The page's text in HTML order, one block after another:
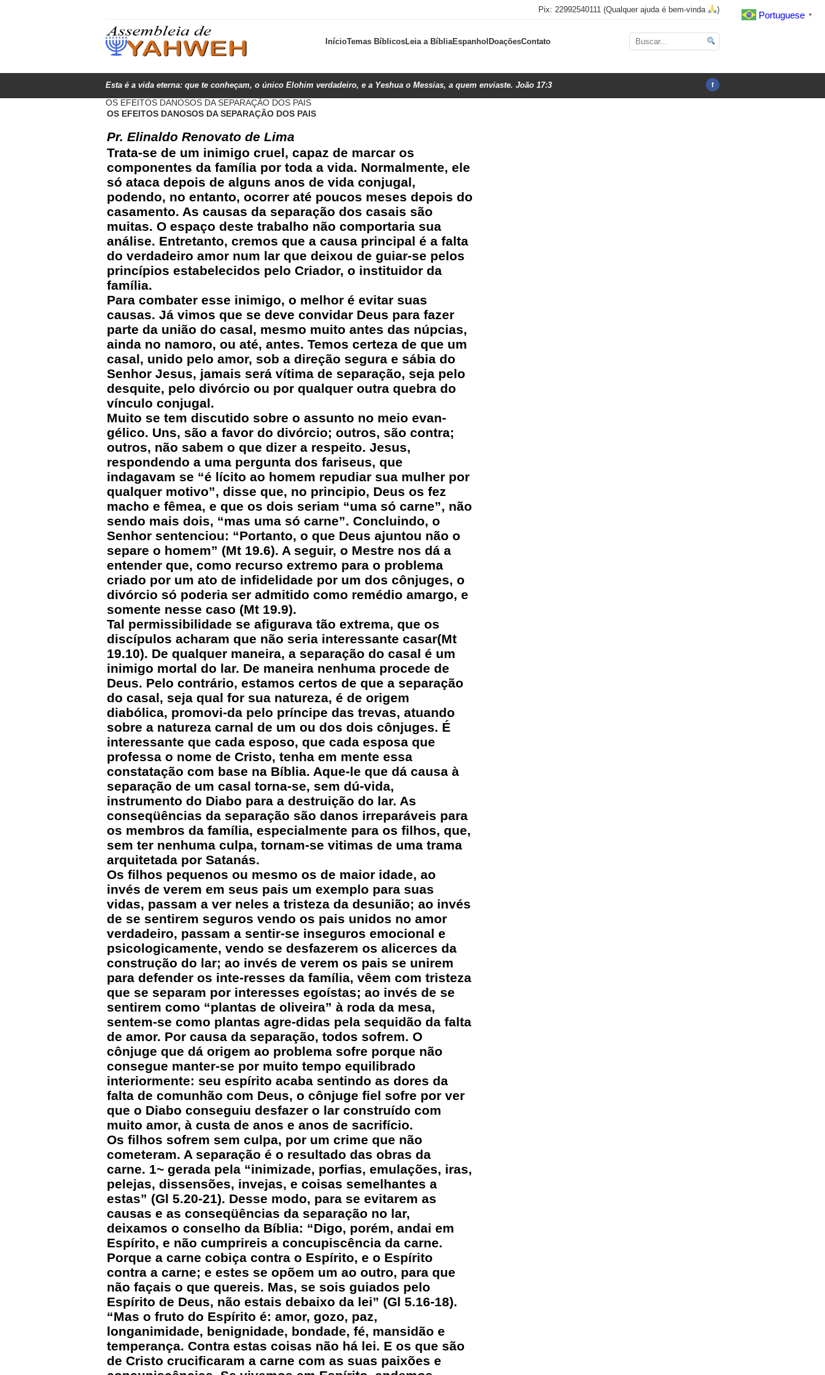
Pix: 22992540111 (Qualquer ajuda é bem-vinda )
InícioTemas BíblicosLeia a BíbliaEspanholDoaçõesContato
Esta é a vida eterna: que te conheçam, o único Elohim verdadeiro, e a Yeshua o Messias, a quem enviaste. João 17:3 f
OS EFEITOS DANOSOS DA SEPARAÇÃO DOS PAIS
OS EFEITOS DANOSOS DA SEPARAÇÃO DOS PAIS
Pr. Elinaldo Renovato de Lima
Trata-se de um inimigo cruel, capaz de marcar os
componentes da família por toda a vida. Normalmente, ele
só ataca depois de alguns anos de vida conjugal,
podendo, no entanto, ocorrer até poucos meses depois do
casamento. As causas da separação dos casais são
muitas. O espaço deste trabalho não comportaria sua
análise. Entretanto, cremos que a causa principal é a falta
do verdadeiro amor num lar que deixou de guiar-se pelos
princípios estabelecidos pelo Criador, o instituidor da
família.
Para combater esse inimigo, o melhor é evitar suas
causas. Já vimos que se deve convidar Deus para fazer
parte da união do casal, mesmo muito antes das núpcias,
ainda no namoro, ou até, antes. Temos certeza de que um
casal, unido pelo amor, sob a direção segura e sábia do
Senhor Jesus, jamais será vítima de separação, seja pelo
desquite, pelo divórcio ou por qualquer outra quebra do
vínculo conjugal.
Muito se tem discutido sobre o assunto no meio evan-
gélico. Uns, são a favor do divórcio; outros, são contra;
outros, não sabem o que dizer a respeito. Jesus,
respondendo a uma pergunta dos fariseus, que
indagavam se “é lícito ao homem repudiar sua mulher por
qualquer motivo”, disse que, no principio, Deus os fez
macho e fêmea, e que os dois seriam “uma só carne”, não
sendo mais dois, “mas uma só carne”. Concluindo, o
Senhor sentenciou: “Portanto, o que Deus ajuntou não o
separe o homem” (Mt 19.6). A seguir, o Mestre nos dá a
entender que, como recurso extremo para o problema
criado por um ato de infidelidade por um dos cônjuges, o
divórcio só poderia ser admitido como remédio amargo, e
somente nesse caso (Mt 19.9).
Tal permissibilidade se afigurava tão extrema, que os
discípulos acharam que não seria interessante casar(Mt
19.10). De qualquer maneira, a separação do casal é um
inimigo mortal do lar. De maneira nenhuma procede de
Deus. Pelo contrário, estamos certos de que a separação
do casal, seja qual for sua natureza, é de origem
diabólica, promovi-da pelo príncipe das trevas, atuando
sobre a natureza carnal de um ou dos dois cônjuges. É
interessante que cada esposo, que cada esposa que
professa o nome de Cristo, tenha em mente essa
constatação com base na Bíblia. Aque-le que dá causa à
separação de um casal torna-se, sem dú-vida,
instrumento do Diabo para a destruição do lar. As
conseqüências da separação são danos irreparáveis para
os membros da família, especialmente para os filhos, que,
sem ter nenhuma culpa, tornam-se vitimas de uma trama
arquitetada por Satanás.
Os filhos pequenos ou mesmo os de maior idade, ao
invés de verem em seus pais um exemplo para suas
vidas, passam a ver neles a tristeza da desunião; ao invés
de se sentirem seguros vendo os pais unidos no amor
verdadeiro, passam a sentir-se inseguros emocional e
psicologicamente, vendo se desfazerem os alicerces da
construção do lar; ao invés de verem os pais se unirem
para defender os inte-resses da família, vêem com tristeza
que se separam por interesses egoístas; ao invés de se
sentirem como “plantas de oliveira” à roda da mesa,
sentem-se como plantas agre-didas pela sequidão da falta
de amor. Por causa da separação, todos sofrem. O
cônjuge que dá origem ao problema sofre porque não
consegue manter-se por muito tempo equilibrado
interiormente: seu espírito acaba sentindo as dores da
falta de comunhão com Deus, o cônjuge fiel sofre por ver
que o Diabo conseguiu desfazer o lar construído com
muito amor, à custa de anos e anos de sacrifício.
Os filhos sofrem sem culpa, por um crime que não
cometeram. A separação é o resultado das obras da
carne. 1~ gerada pela “inimizade, porfias, emulações, iras,
pelejas, dissensões, invejas, e coisas semelhantes a
estas” (Gl 5.20-21). Desse modo, para se evitarem as
causas e as conseqüências da separação no lar,
deixamos o conselho da Bíblia: “Digo, porém, andai em
Espírito, e não cumprireis a concupiscência da carne.
Porque a carne cobiça contra o Espírito, e o Espírito
contra a carne; e estes se opõem um ao outro, para que
não façais o que quereis. Mas, se sois guiados pelo
Espírito de Deus, não estais debaixo da lei” (Gl 5.16-18).
“Mas o fruto do Espírito é: amor, gozo, paz,
longanimidade, benignidade, bondade, fé, mansidão e
temperança. Contra estas coisas não há lei. E os que são
de Cristo crucificaram a carne com as suas paixões e
Portuguese ▼